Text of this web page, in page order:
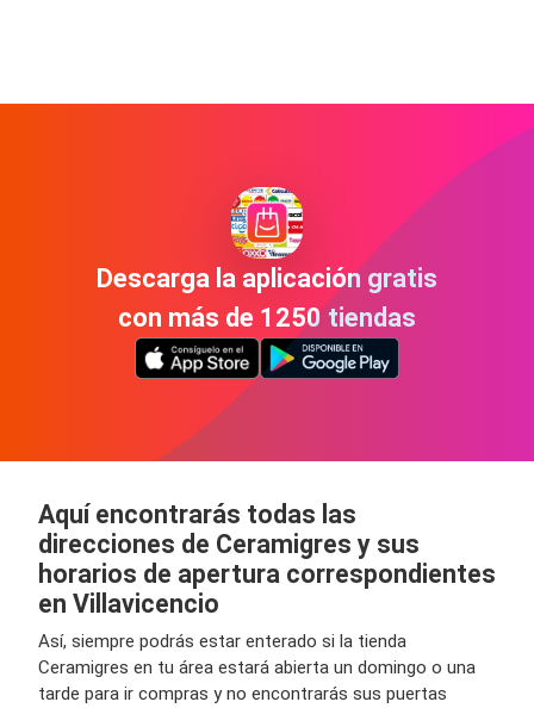
Descarga la aplicación gratis
con más de 1250 tiendas
Aquí encontrarás todas las
direcciones de Ceramigres y sus
horarios de apertura correspondientes
en Villavicencio
Así, siempre podrás estar enterado si la tienda
Ceramigres en tu área estará abierta un domingo o una
tarde para ir compras y no encontrarás sus puertas